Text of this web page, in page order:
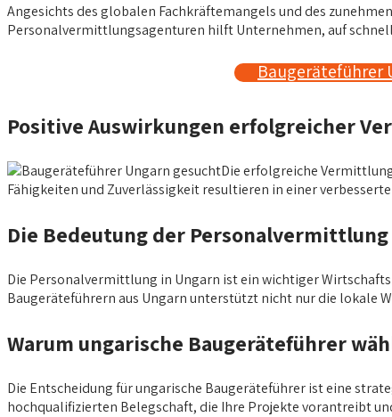
Angesichts des globalen Fachkräftemangels und des
Personalvermittlungsagenturen hilft Unternehmen, auf
Baugeräteführer
Positive Auswirkungen erfolgreicher
Die erfolgreiche
Fähigkeiten und Zuverlässigkeit resultieren in einer
Die Bedeutung der
Die Personalvermittlung in Ungarn ist ein wichtiger
Baugeräteführern aus Ungarn unterstützt nicht nur die lokale
Warum ungarische Baugeräteführer
Die Entscheidung für ungarische Baugeräteführer ist eine
hochqualifizierten Belegschaft, die Ihre Projekte vorantreibt